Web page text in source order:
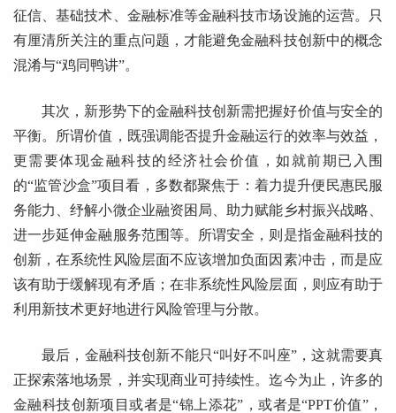
征信、基础技术、金融标准等金融科技市场设施的运营。只
有厘清所关注的重点问题，才能避免金融科技创新中的概念
混淆与“鸡同鸭讲”。
其次，新形势下的金融科技创新需把握好价值与安全的
平衡。所谓价值，既强调能否提升金融运行的效率与效益，
更需要体现金融科技的经济社会价值，如就前期已入围
的“监管沙盒”项目看，多数都聚焦于：着力提升便民惠民服
务能力、纾解小微企业融资困局、助力赋能乡村振兴战略、
进一步延伸金融服务范围等。所谓安全，则是指金融科技的
创新，在系统性风险层面不应该增加负面因素冲击，而是应
该有助于缓解现有矛盾；在非系统性风险层面，则应有助于
利用新技术更好地进行风险管理与分散。
最后，金融科技创新不能只“叫好不叫座”，这就需要真
正探索落地场景，并实现商业可持续性。迄今为止，许多的
金融科技创新项目或者是“锦上添花”，或者是“PPT价值”，